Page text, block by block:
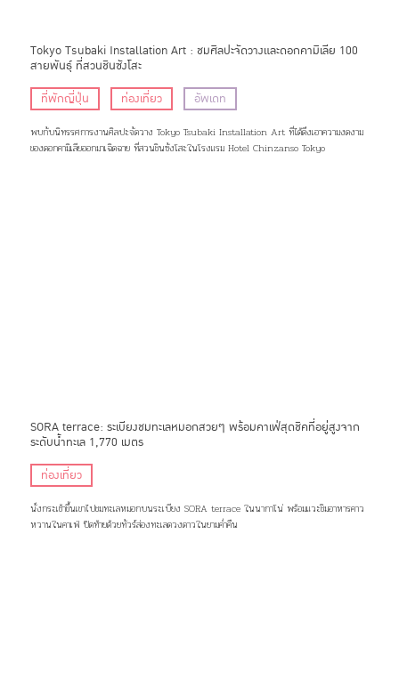
Tokyo Tsubaki Installation Art : ชมศิลปะจัดวางและดอกคามิเลีย 100
สายพันธุ์ ที่สวนชินซังโสะ
ที่พักญี่ปุ่น
ท่องเที่ยว อัพเดท
พบกับนิทรรศการงานศิลปะจัดวาง Tokyo Tsubaki Installation Art ที่ได้ดึงเอาความงดงาม
ของดอกคามิเลียออกมาเฉิดฉาย ที่สวนชินซังโสะในโรงแรม Hotel Chinzanso Tokyo
SORA terrace: ระเบียงชมทะเลหมอกสวยๆ พร้อมคาเฟ่สุดชิคที่อยู่สูงจาก
ระดับน้ำทะเล 1,770 เมตร
ท่องเที่ยว
นั่งกระเช้าขึ้นเขาไปชมทะเลหมอกบนระเบียง SORA terrace ในนากาโน่ พร้อมแวะชิมอาหารคาว
หวานในคาเฟ่ ปิดท้ายด้วยทัวร์ส่องทะเลดวงดาวในยามค่ำคืน